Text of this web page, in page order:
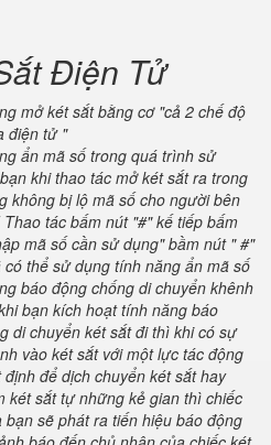
Điện Tử
mở két sắt bằng cơ "cả 2 chế độ
điện tử "
ẩn mã số trong quá trình sử
khi thao tác mở két sắt ra trong
không bị lộ mã số cho người bên
tác bấm nút "#" kế tiếp bấm
mã số cần sử dụng" bầm nút " #"
thể sử dụng tính năng ẩn mã số
báo động chống di chuyển khênh
bạn kích hoạt tính năng báo
di chuyển két sắt đi thì khi có sự
vào két sắt với một lực tác động
để dịch chuyển két sắt hay
két sắt tự những kẻ gian thì chiếc
bạn sẽ phát ra tiến hiệu báo động